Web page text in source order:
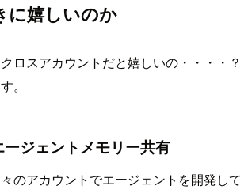
に嬉しいのか
ロスアカウントだと嬉しいの・・・・？
。
ジェントメモリー共有
のアカウントでエージェントを開発して